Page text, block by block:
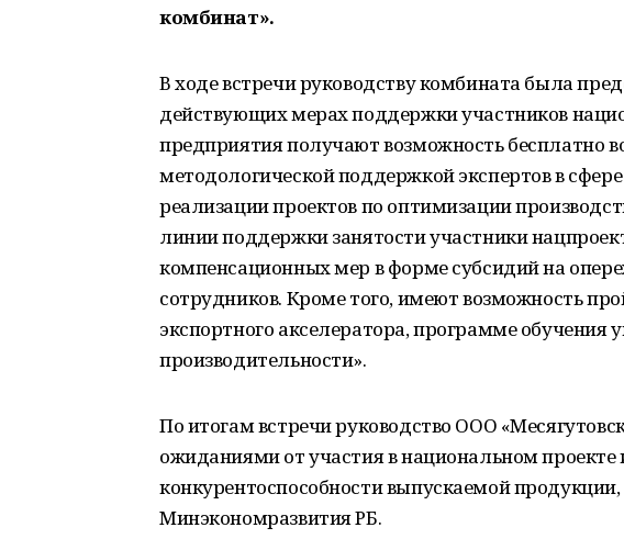
комбинат».
В ходе встречи руководству комбината была
действующих мерах поддержки участников
предприятия получают возможность бесплатно
методологической поддержкой экспертов в
реализации проектов по оптимизации
линии поддержки занятости участники
компенсационных мер в форме субсидий на
сотрудников. Кроме того, имеют возможность
экспортного акселератора, программе обучения
производительности».
По итогам встречи руководство ООО
ожиданиями от участия в национальном
конкурентоспособности выпускаемой
Минэкономразвития РБ.